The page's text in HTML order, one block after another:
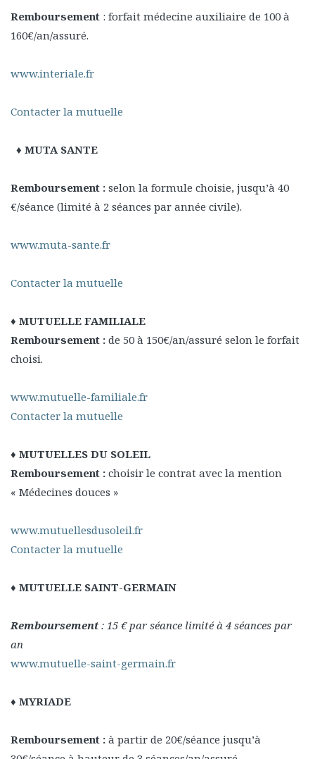
Remboursement : forfait médecine auxiliaire de 100 à
160€/an/assuré.
www.interiale.fr
Contacter la mutuelle
♦ MUTA SANTE
Remboursement : selon la formule choisie, jusqu’à 40
€/séance (limité à 2 séances par année civile).
www.muta-sante.fr
Contacter la mutuelle
♦ MUTUELLE FAMILIALE
Remboursement : de 50 à 150€/an/assuré selon le forfait
choisi.
www.mutuelle-familiale.fr
Contacter la mutuelle
♦ MUTUELLES DU SOLEIL
Remboursement : choisir le contrat avec la mention
« Médecines douces »
www.mutuellesdusoleil.fr
Contacter la mutuelle
♦ MUTUELLE SAINT-GERMAIN
Remboursement: 15 € par séance limité à 4 séances par
an
www.mutuelle-saint-germain.fr
♦ MYRIADE
Remboursement : à partir de 20€/séance jusqu’à